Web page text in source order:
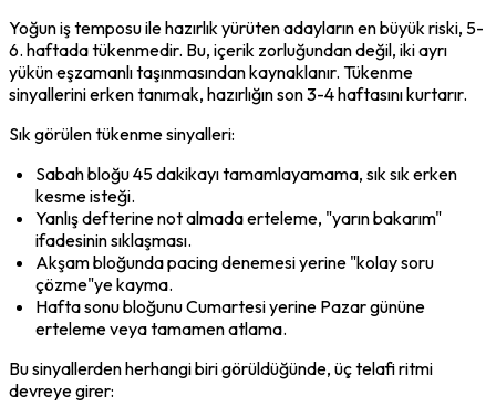
Yoğun iş temposu ile hazırlık yürüten adayların en büyük riski, 5-
6. haftada tükenmedir. Bu, içerik zorluğundan değil, iki ayrı
yükün eşzamanlı taşınmasından kaynaklanır. Tükenme
sinyallerini erken tanımak, hazırlığın son 3-4 haftasını kurtarır.
Sık görülen tükenme sinyalleri:
Sabah bloğu 45 dakikayı tamamlayamama, sık sık erken
kesme isteği.
Yanlış defterine not almada erteleme, "yarın bakarım"
ifadesinin sıklaşması.
Akşam bloğunda pacing denemesi yerine "kolay soru
çözme"ye kayma.
Hafta sonu bloğunu Cumartesi yerine Pazar gününe
erteleme veya tamamen atlama.
Bu sinyallerden herhangi biri görüldüğünde, üç telafi ritmi
devreye girer: